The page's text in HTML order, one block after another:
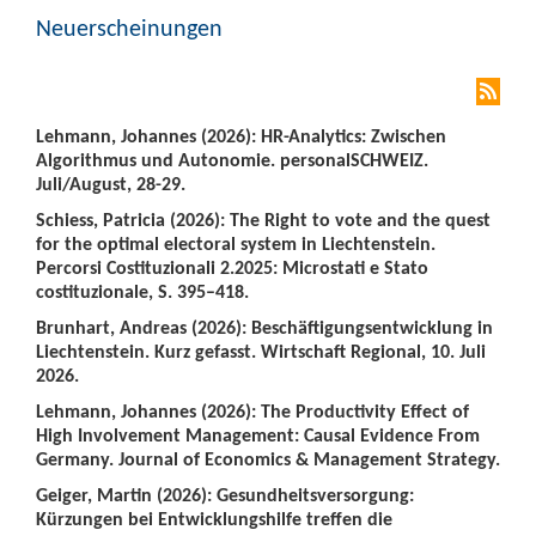
Neuerscheinungen
Lehmann, Johannes (2026): HR-Analytics: Zwischen
Algorithmus und Autonomie. personalSCHWEIZ.
Juli/August, 28-29.
Schiess, Patricia (2026): The Right to vote and the quest
for the optimal electoral system in Liechtenstein.
Percorsi Costituzionali 2.2025: Microstati e Stato
costituzionale, S. 395–418.
Brunhart, Andreas (2026): Beschäftigungsentwicklung in
Liechtenstein. Kurz gefasst. Wirtschaft Regional, 10. Juli
2026.
Lehmann, Johannes (2026): The Productivity Effect of
High Involvement Management: Causal Evidence From
Germany. Journal of Economics & Management Strategy.
Geiger, Martin (2026): Gesundheitsversorgung:
Kürzungen bei Entwicklungshilfe treffen die